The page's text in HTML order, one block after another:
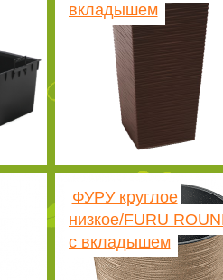
вкладышем
ФУРУ круглое
низкое/FURU
с вкладышем